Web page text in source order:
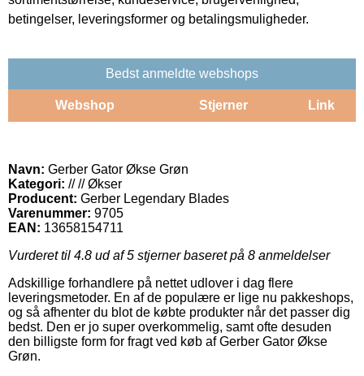
betingelser, leveringsformer og betalingsmuligheder.
Bedst anmeldte webshops
Webshop Stjerner Link
Navn: Gerber Gator Økse Grøn
Kategori: // // Økser
Producent: Gerber Legendary Blades
Varenummer: 9705
EAN: 13658154711
Vurderet til 4.8 ud af 5 stjerner baseret på 8 anmeldelser
Adskillige forhandlere på nettet udlover i dag flere
leveringsmetoder. En af de populære er lige nu pakkeshops,
og så afhenter du blot de købte produkter når det passer dig
bedst. Den er jo super overkommelig, samt ofte desuden
den billigste form for fragt ved køb af Gerber Gator Økse
Grøn.